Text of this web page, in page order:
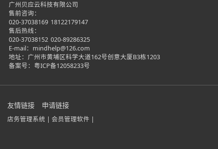
广州贝应云科技有限公司
售前咨询：
020-37038169 18122179147
售后热线：
020-37038152 020-89286325
E-mail：mindhelp@126.com
地址：广州市黄埔区科学大道162号创意大厦B3栋1203
备案号： 粤ICP备12058233号
友情链接 申请链接
店务管理系统 | 会员管理软件 |